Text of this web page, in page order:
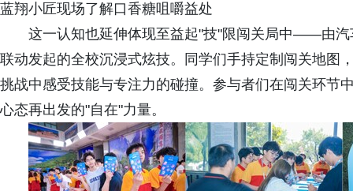
蓝翔小匠现场了解口香糖咀嚼益处
这一认知也延伸体现至益起"技"限闯关局中——由
联动发起的全校沉浸式炫技。同学们手持定制闯关地图
挑战中感受技能与专注力的碰撞。参与者们在闯关环节
心态再出发的"自在"力量。